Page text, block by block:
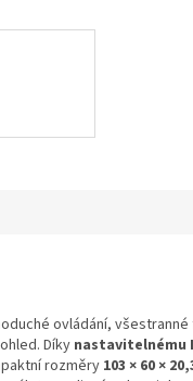
ovládání, všestranné
Díkynastavitelnému
rozměry 103 × 60 ×